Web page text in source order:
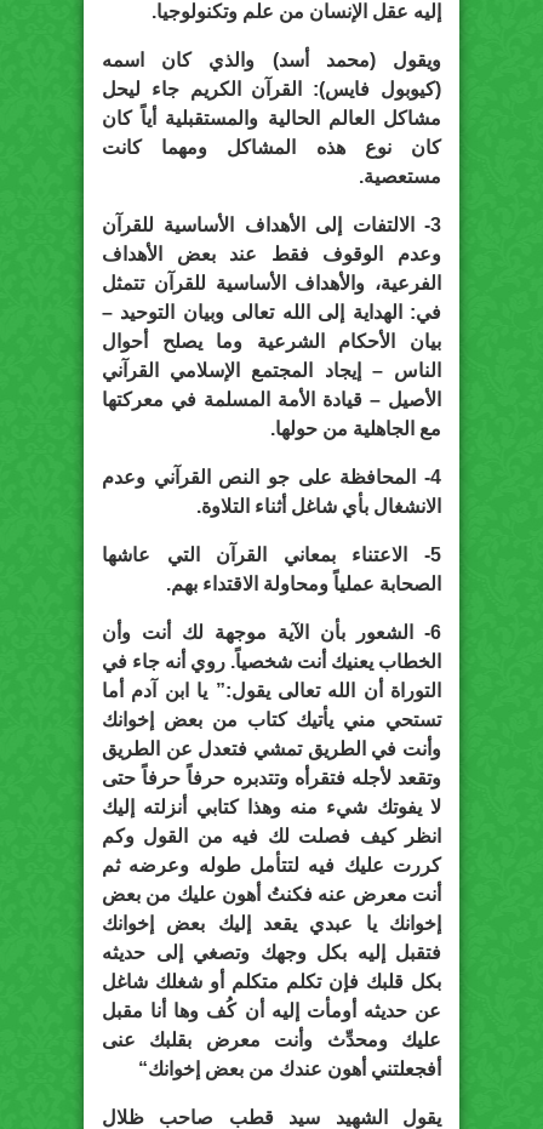
إليه عقل الإنسان من علم وتكنولوجيا.
ويقول (محمد أسد) والذي كان اسمه
(كيوبول فايس): القرآن الكريم جاء ليحل
مشاكل العالم الحالية والمستقبلية أياً كان
كان نوع هذه المشاكل ومهما كانت
مستعصية.
3- الالتفات إلى الأهداف الأساسية للقرآن
وعدم الوقوف فقط عند بعض الأهداف
الفرعية، والأهداف الأساسية للقرآن تتمثل
في: الهداية إلى الله تعالى وبيان التوحيد –
بيان الأحكام الشرعية وما يصلح أحوال
الناس – إيجاد المجتمع الإسلامي القرآني
الأصيل – قيادة الأمة المسلمة في معركتها
مع الجاهلية من حولها.
4- المحافظة على جو النص القرآني وعدم
الانشغال بأي شاغل أثناء التلاوة.
5- الاعتناء بمعاني القرآن التي عاشها
الصحابة عملياً ومحاولة الاقتداء بهم.
6- الشعور بأن الآية موجهة لك أنت وأن
الخطاب يعنيك أنت شخصياً. روي أنه جاء في
التوراة أن الله تعالى يقول:” يا ابن آدم أما
تستحي مني يأتيك كتاب من بعض إخوانك
وأنت في الطريق تمشي فتعدل عن الطريق
وتقعد لأجله فتقرأه وتتدبره حرفاً حرفاً حتى
لا يفوتك شيء منه وهذا كتابي أنزلته إليك
انظر كيف فصلت لك فيه من القول وكم
كررت عليك فيه لتتأمل طوله وعرضه ثم
أنت معرض عنه فكنتُ أهون عليك من بعض
إخوانك يا عبدي يقعد إليك بعض إخوانك
فتقبل إليه بكل وجهك وتصغي إلى حديثه
بكل قلبك فإن تكلم متكلم أو شغلك شاغل
عن حديثه أومأت إليه أن كُف وها أنا مقبل
عليك ومحدِّث وأنت معرض بقلبك عنى
أفجعلتني أهون عندك من بعض إخوانك“
يقول الشهيد سيد قطب صاحب ظلال